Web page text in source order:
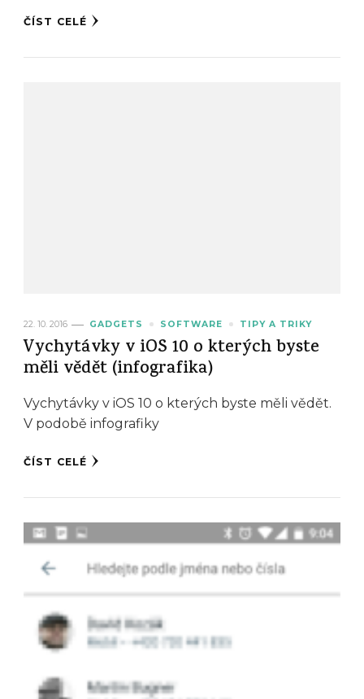
ČÍST CELÉ
22. 10. 2016 GADGETS SOFTWARE TIPY A TRIKY
Vychytávky v iOS 10 o kterých byste
měli vědět (infografika)
Vychytávky v iOS 10 o kterých byste měli vědět.
V podobě infografiky
ČÍST CELÉ